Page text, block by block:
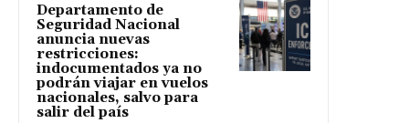
Departamento de
Seguridad Nacional
anuncia nuevas
restricciones:
indocumentados ya no
podrán viajar en vuelos
nacionales, salvo para
salir del país